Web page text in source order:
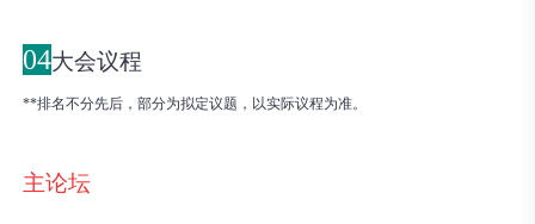
04大会议程
**排名不分先后，部分为拟定议题，以实际议程为准。
主论坛